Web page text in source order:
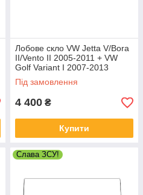
Лобове скло VW Jetta V/Bora
II/Vento II 2005-2011 + VW
Golf Variant I 2007-2013
(дзеркало 05-08, 115мм) -
Фольксваген Джетта
Під замовлення
4 400 ₴
Купити
Слава ЗСУ!